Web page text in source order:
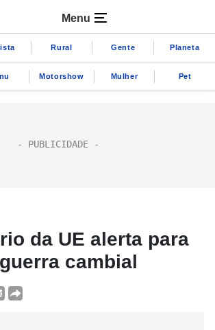
Menu
Rural Gente Planeta
Motorshow Mulher Pet
da UE alerta para
cambial